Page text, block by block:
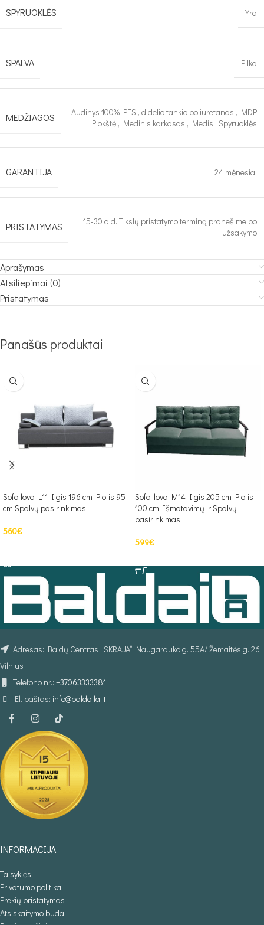
SPYRUOKLĖS Yra
SPALVA Pilka
MEDŽIAGOS Audinys 100% PES , didelio tankio poliuretanas , MDP
Plokštė , Medinis karkasas , Medis , Spyruoklės
GARANTIJA 24 mėnesiai
PRISTATYMAS
15-30 d.d. Tikslų pristatymo terminą pranešime po
užsakymo
Aprašymas
Atsiliepimai (0)
Pristatymas
Panašūs produktai
Sofa lova L11 Ilgis 196 cm Plotis 95
cm Spalvų pasirinkimas
560€
Sofa-lova M14 Ilgis 205 cm Plotis
100 cm Išmatavimų ir Spalvų
pasirinkimas
599€
Adresas: Baldų Centras „SKRAJA“ Naugarduko g. 55A/ Žemaitės g. 26
Vilnius
Telefono nr.: +37063333381
El. paštas: info@baldaila.lt
INFORMACIJA
Taisyklės
Privatumo politika
Prekių pristatymas
Atsiskaitymo būdai